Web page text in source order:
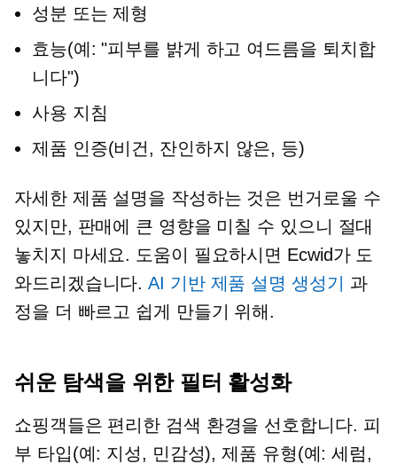
성분 또는 제형
효능(예: "피부를 밝게 하고 여드름을 퇴치합
니다")
사용 지침
제품 인증(비건, 잔인하지 않은, 등)
자세한 제품 설명을 작성하는 것은 번거로울 수
있지만, 판매에 큰 영향을 미칠 수 있으니 절대
놓치지 마세요. 도움이 필요하시면 Ecwid가 도
와드리겠습니다.AI 기반제품 설명 생성기
과
정을 더 빠르고 쉽게 만들기 위해.
쉬운 탐색을 위한 필터 활성화
쇼핑객들은 편리한 검색 환경을 선호합니다. 피
부 타입(예: 지성, 민감성), 제품 유형(예: 세럼,